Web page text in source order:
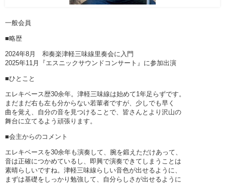
一般会員
■略歴
2024年8月 和奏楽津軽三味線里奏会に入門
2025年11月『エスニックサウンドコンサート』に参加出演
■ひとこと
エレキベース歴30余年。津軽三味線は始めて1年足らずです。
まだまだ右も左も分からない若輩者ですが、少しでも早く
曲を覚え、自分の音を見つけることで、皆さんとより沢山の
舞台に立てるよう頑張ります。
■会主からのコメント
エレキベースを30余年も演奏して、腕を鍛えただけあって、
音は正確につかめているし、即興で演奏できてしまうことは
素晴らしいですね。津軽三味線らしい音色が出せるように、
まずは基礎をしっかり勉強して、自分らしさが出せるように